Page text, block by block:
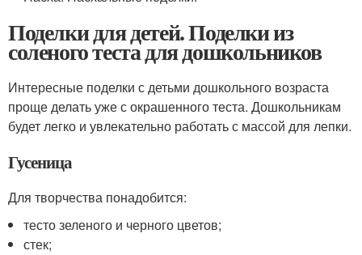
Поделки для детей. Поделки из
соленого теста для дошкольников
Интересные поделки с детьми дошкольного возраста
проще делать уже с окрашенного теста. Дошкольникам
будет легко и увлекательно работать с массой для лепки.
Гусеница
Для творчества понадобится:
тесто зеленого и черного цветов;
стек;